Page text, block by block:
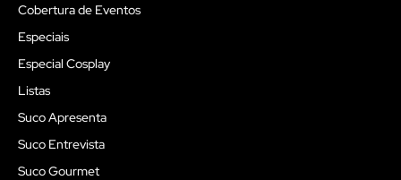
Cobertura de Eventos
Especiais
Especial Cosplay
Listas
Suco Apresenta
Suco Entrevista
Suco Gourmet